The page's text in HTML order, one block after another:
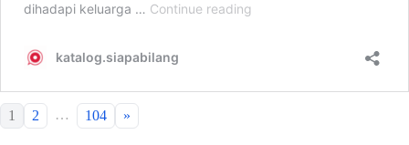
1 2 … 104 »